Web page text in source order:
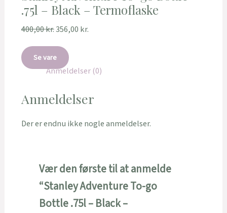
.75l – Black – Termoflaske
400,00kr.356,00 kr.
Se vare
Anmeldelser (0)
Anmeldelser
Der er endnu ikke nogle anmeldelser.
Vær den første til at anmelde
“Stanley Adventure To-go
Bottle .75l – Black –